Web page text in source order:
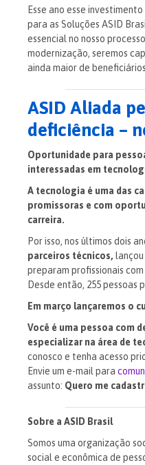
Esse ano esse
para as Soluções ASID
essencial no nosso
modernização, seremos
ainda maior de beneficiários.
ASID Aliada
deficiência –
Oportunidade para
interessadas em
A tecnologia é uma das
promissoras e com
carreira.
Por isso, nos últimos dois
parceiros técnicos, lançou
preparam profissionais
Desde então, 255 pessoas
Em março lançaremos o
Você é uma pessoa com
especializar na área de
conosco e tenha acesso
Envie um e-mail para
assunto: Quero me
Sobre a ASID Brasil
Somos uma organização
social e econômica de